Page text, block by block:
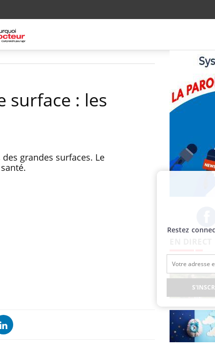
surface : les
grandes surfaces. Le
Restez